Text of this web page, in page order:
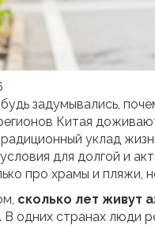
задумывались,
Китая
уклад
для долгой и
про храмы и пляжи,
сколько лет живут
В одних странах люди